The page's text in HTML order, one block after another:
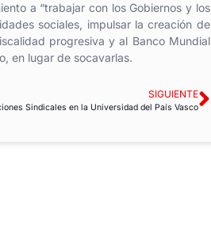
a “trabajar con los Gobiernos y los
sociales, impulsar la creación de
progresiva y al Banco Mundial
en lugar de socavarlas.
SIGUIENTE
Sindicales en la Universidad del País Vasco